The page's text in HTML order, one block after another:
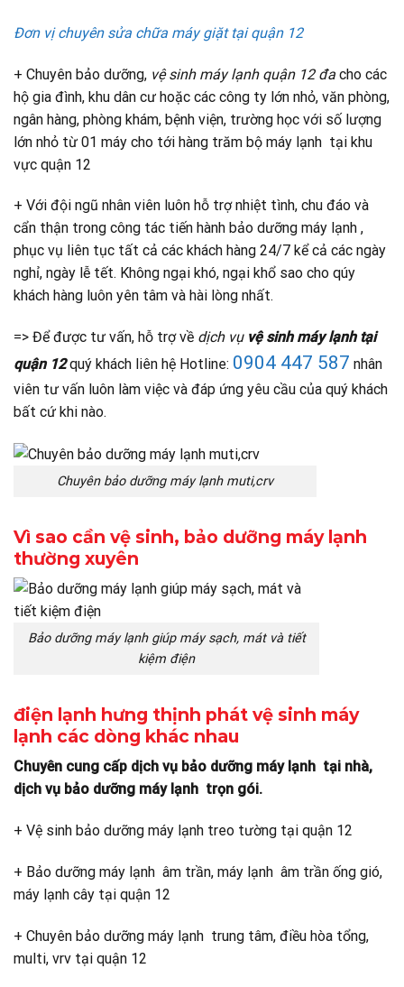
Đơn vị chuyên sửa chữa máy giặt tại quận 12
+ Chuyên bảo dưỡng, vệ sinh máy lạnh quận 12 đa cho các
hộ gia đình, khu dân cư hoặc các công ty lớn nhỏ, văn phòng,
ngân hàng, phòng khám, bệnh viện, trường học với số lượng
lớn nhỏ từ 01 máy cho tới hàng trăm bộ máy lạnh tại khu
vực quận 12
+ Với đội ngũ nhân viên luôn hỗ trợ nhiệt tình, chu đáo và
cẩn thận trong công tác tiến hành bảo dưỡng máy lạnh ,
phục vụ liên tục tất cả các khách hàng 24/7 kể cả các ngày
nghỉ, ngày lễ tết. Không ngại khó, ngại khổ sao cho qúy
khách hàng luôn yên tâm và hài lòng nhất.
=> Để được tư vấn, hỗ trợ về dịch vụ vệ sinh máy lạnh tại
quận 12quý khách liên hệ Hotline: 0904 447 587 nhân
viên tư vấn luôn làm việc và đáp ứng yêu cầu của quý khách
bất cứ khi nào.
Chuyên bảo dưỡng máy lạnh muti,crv
Vì sao cần vệ sinh, bảo dưỡng máy lạnh
thường xuyên
Bảo dưỡng máy lạnh giúp máy sạch, mát và tiết
kiệm điện
điện lạnh hưng thịnh phát vệ sinh máy
lạnh các dòng khác nhau
Chuyên cung cấp dịch vụ bảo dưỡng máy lạnh tại nhà,
dịch vụ bảo dưỡng máy lạnh trọn gói.
+ Vệ sinh bảo dưỡng máy lạnh treo tường tại quận 12
+ Bảo dưỡng máy lạnh âm trần, máy lạnh âm trần ống gió,
máy lạnh cây tại quận 12
+ Chuyên bảo dưỡng máy lạnh trung tâm, điều hòa tổng,
multi, vrv tại quận 12